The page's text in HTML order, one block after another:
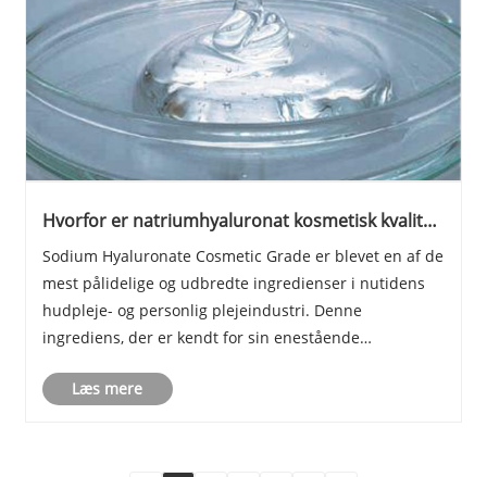
Hvorfor er natriumhyaluronat kosmetisk kvalitet
Sodium Hyaluronate Cosmetic Grade er blevet en af ​​de
mest pålidelige og udbredte ingredienser i nutidens
hudpleje- og personlig plejeindustri. Denne
ingrediens, der er kendt for sin enestående
hudreparationsfordele, er nu en hjørnesten i
Læs mere